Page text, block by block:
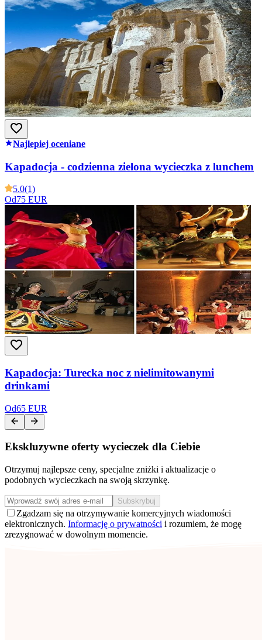
Najlepiej oceniane
Kapadocja - codzienna zielona wycieczka z lunchem
5.0(1)
Od75 EUR
Kapadocja: Turecka noc z nielimitowanymi
drinkami
Od65 EUR
Ekskluzywne oferty wycieczek dla Ciebie
Otrzymuj najlepsze ceny, specjalne zniżki i aktualizacje o
podobnych wycieczkach na swoją skrzynkę.
Subskrybuj
Zgadzam się na otrzymywanie komercyjnych wiadomości
elektronicznych. Informację o prywatności i rozumiem, że mogę
zrezygnować w dowolnym momencie.